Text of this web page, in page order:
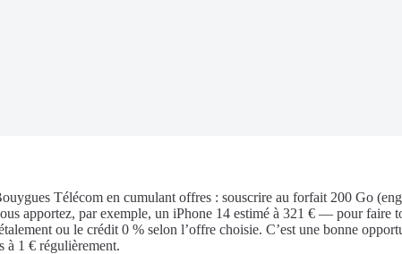
Télécom en cumulant offres : souscrire au forfait 200 Go
apportez, par exemple, un iPhone 14 estimé à 321 € — pour
ou le crédit 0 % selon l’offre choisie. C’est une bonne
à 1 € régulièrement.